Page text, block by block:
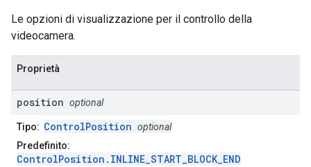
Le opzioni di visualizzazione per il controllo della
videocamera.
Proprietà
position optional
Tipo: ControlPosition optional
Predefinito:
ControlPosition.INLINE_START_BLOCK_END